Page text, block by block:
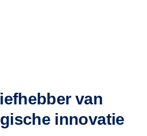
van
innovatie